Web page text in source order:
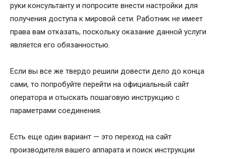
руки консультанту и попросите внести настройки для
получения доступа к мировой сети. Работник не имеет
права вам отказать, поскольку оказание данной услуги
является его обязанностью.
Если вы все же твердо решили довести дело до конца
сами, то попробуйте перейти на официальный сайт
оператора и отыскать пошаговую инструкцию с
параметрами соединения.
Есть еще один вариант — это переход на сайт
производителя вашего аппарата и поиск инструкции